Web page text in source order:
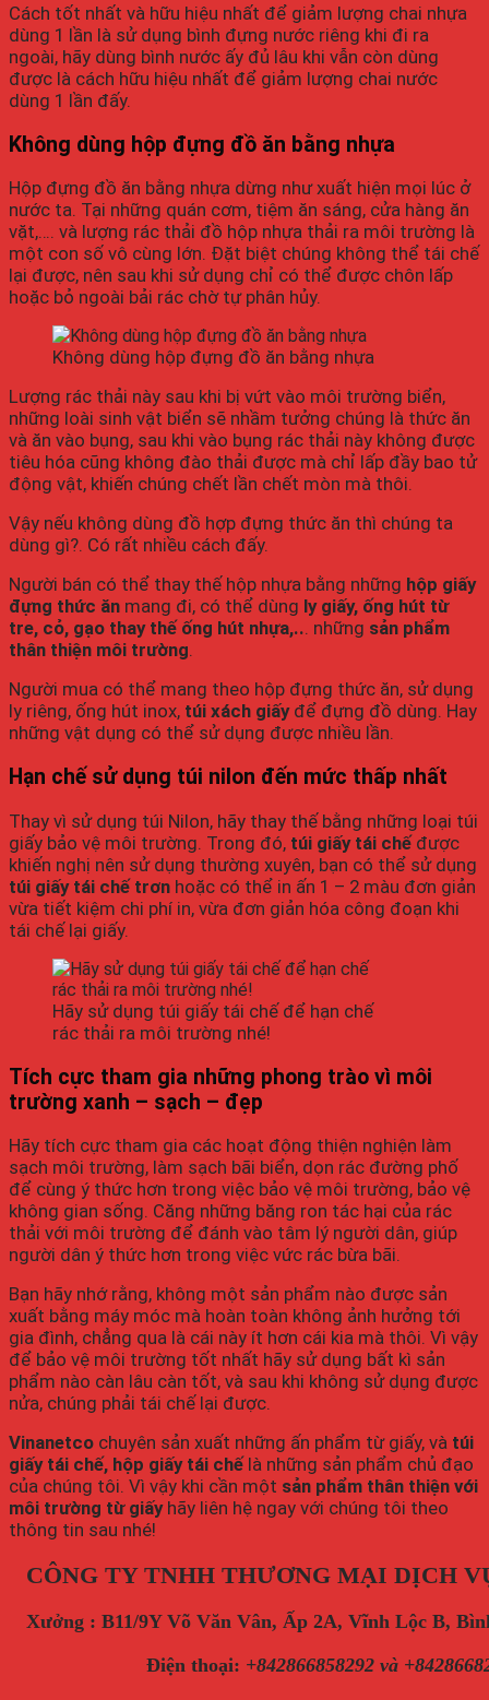
Cách tốt nhất và hữu hiệu nhất để giảm lượng chai nhựa
dùng 1 lần là sử dụng bình đựng nước riêng khi đi ra
ngoài, hãy dùng bình nước ấy đủ lâu khi vẫn còn dùng
được là cách hữu hiệu nhất để giảm lượng chai nước
dùng 1 lần đấy.
Không dùng hộp đựng đồ ăn bằng nhựa
Hộp đựng đồ ăn bằng nhựa dừng như xuất hiện mọi lúc ở
nước ta. Tại những quán cơm, tiệm ăn sáng, cửa hàng ăn
vặt,…. và lượng rác thải đồ hộp nhựa thải ra môi trường là
một con số vô cùng lớn. Đặt biệt chúng không thể tái chế
lại được, nên sau khi sử dụng chỉ có thể được chôn lấp
hoặc bỏ ngoài bải rác chờ tự phân hủy.
Không dùng hộp đựng đồ ăn bằng nhựa
Lượng rác thải này sau khi bị vứt vào môi trường biển,
những loài sinh vật biển sẽ nhầm tưởng chúng là thức ăn
và ăn vào bụng, sau khi vào bụng rác thải này không được
tiêu hóa cũng không đào thải được mà chỉ lấp đầy bao tử
động vật, khiến chúng chết lần chết mòn mà thôi.
Vậy nếu không dùng đồ hợp đựng thức ăn thì chúng ta
dùng gì?. Có rất nhiều cách đấy.
Người bán có thể thay thế hộp nhựa bằng những hộp giấy
đựng thức ăn mang đi, có thể dùng ly giấy, ống hút từ
tre, cỏ, gạo thay thế ống hút nhựa,... những sản phẩm
thân thiện môi trường.
Người mua có thể mang theo hộp đựng thức ăn, sử dụng
ly riêng, ống hút inox, túi xách giấyđể đựng đồ dùng. Hay
những vật dụng có thể sử dụng được nhiều lần.
Hạn chế sử dụng túi nilon đến mức thấp nhất
Thay vì sử dụng túi Nilon, hãy thay thế bằng những loại túi
giấy bảo vệ môi trường. Trong đó, túi giấy tái chếđược
khiến nghị nên sử dụng thường xuyên, bạn có thể sử dụng
túi giấy tái chế trơn hoặc có thể in ấn 1 – 2 màu đơn giản
vừa tiết kiệm chi phí in, vừa đơn giản hóa công đoạn khi
tái chế lại giấy.
Hãy sử dụng túi giấy tái chế để hạn chế
rác thải ra môi trường nhé!
Tích cực tham gia những phong trào vì môi
trường xanh – sạch – đẹp
Hãy tích cực tham gia các hoạt động thiện nghiện làm
sạch môi trường, làm sạch bãi biển, dọn rác đường phố
để cùng ý thức hơn trong việc bảo vệ môi trường, bảo vệ
không gian sống. Căng những băng ron tác hại của rác
thải với môi trường để đánh vào tâm lý người dân, giúp
người dân ý thức hơn trong việc vức rác bừa bãi.
Bạn hãy nhớ rằng, không một sản phẩm nào được sản
xuất bằng máy móc mà hoàn toàn không ảnh hưởng tới
gia đình, chẳng qua là cái này ít hơn cái kia mà thôi. Vì vậy
để bảo vệ môi trường tốt nhất hãy sử dụng bất kì sản
phẩm nào càn lâu càn tốt, và sau khi không sử dụng được
nửa, chúng phải tái chế lại được.
Vinanetco chuyên sản xuất những ấn phẩm từ giấy, và túi
giấy tái chế, hộp giấy tái chế là những sản phẩm chủ đạo
của chúng tôi. Vì vậy khi cần một sản phẩm thân thiện với
môi trường từ giấyhãy liên hệ ngay với chúng tôi theo
thông tin sau nhé!
CÔNG TY TNHH THƯƠNG MẠI DỊCH
Xưởng : B11/9Y Võ Văn Vân, Ấp 2A, Vĩnh Lộc B,
Điện thoại: +842866858292 và